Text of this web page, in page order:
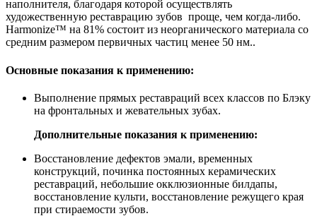
наполнителя, благодаря которой осуществлять
художественную реставрацию зубов проще, чем когда-либо.
Harmonize™ на 81% состоит из неорганического материала со
средним размером первичных частиц менее 50 нм..
Основные показания к применению:
Выполнение прямых реставраций всех классов по Блэку
на фронтальных и жевательных зубах.
Дополнительные показания к применению:
Восстановление дефектов эмали, временных
конструкций, починка постоянных керамических
реставраций, небольшие окклюзионные билдапы,
восстановление культи, восстановление режущего края
при стираемости зубов.